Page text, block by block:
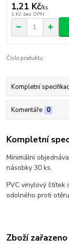
1,21 Kč/ks
1 Kč bez DPH
Číslo produktu:
Kompletní
Komentáře 0
Kompletní
Minimální
násobky 30 ks.
PVC vinylový štítek
odolného proti
Zboží